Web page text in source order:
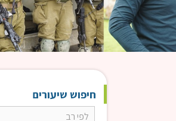
חיפוש שיעורים